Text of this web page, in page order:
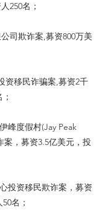
250名；
司欺诈案,募资800万美
资移民诈骗案,募资2千
峰度假村(Jay Peak
案，募资3.5亿美元，投
投资移民欺诈案，募资
名；